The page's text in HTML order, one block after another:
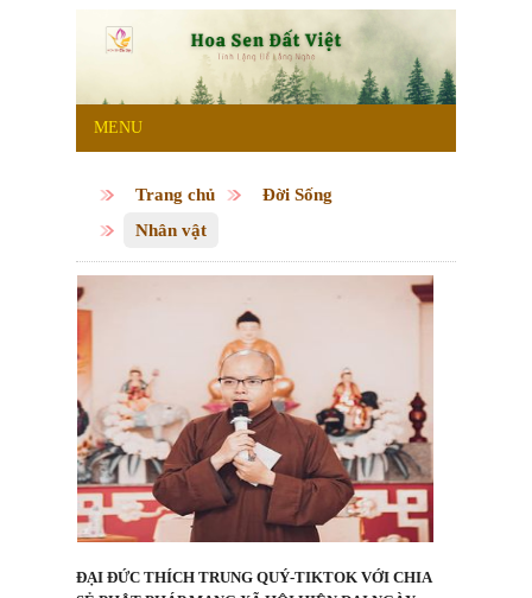
MENU
Trang chủ
Đời Sống
Nhân vật
ĐẠI ĐỨC THÍCH TRUNG QUÝ-TIKTOK VỚI CHIA